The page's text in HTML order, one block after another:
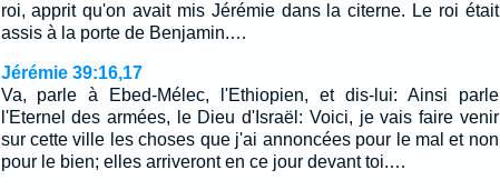
roi, apprit qu'on avait mis Jérémie dans la citerne. Le roi était
assis à la porte de Benjamin.…
Jérémie 39:16,17
Va, parle à Ebed-Mélec, l'Ethiopien, et dis-lui: Ainsi parle
l'Eternel des armées, le Dieu d'Israël: Voici, je vais faire venir
sur cette ville les choses que j'ai annoncées pour le mal et non
pour le bien; elles arriveront en ce jour devant toi.…